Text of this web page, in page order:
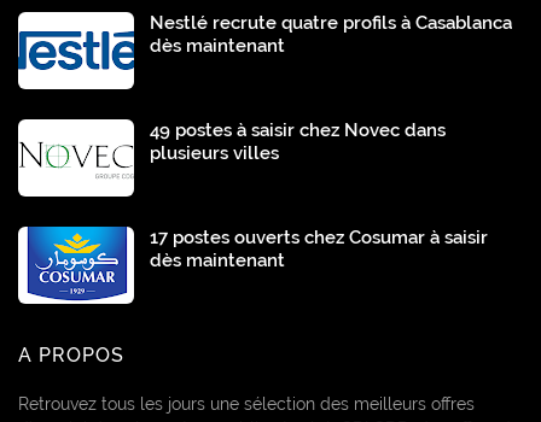
Nestlé recrute quatre profils à Casablanca
dès maintenant
49 postes à saisir chez Novec dans
plusieurs villes
17 postes ouverts chez Cosumar à saisir
dès maintenant
A PROPOS
Retrouvez tous les jours une sélection des meilleurs offres